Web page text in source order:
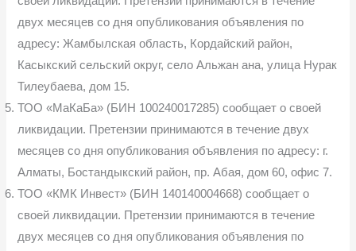
двух месяцев со дня опубликования объявления по
адресу: Жамбылская область, Кордайский район,
Касыкский сельский округ, село Альжан ана, улица Нурак
Тилеубаева, дом 15.
ТОО «МаКаБа» (БИН 100240017285) сообщает о своей
ликвидации. Претензии принимаются в течение двух
месяцев со дня опубликования объявления по адресу: г.
Алматы, Бостандыкский район, пр. Абая, дом 60, офис 7.
ТОО «КМК Инвест» (БИН 140140004668) сообщает о
своей ликвидации. Претензии принимаются в течение
двух месяцев со дня опубликования объявления по